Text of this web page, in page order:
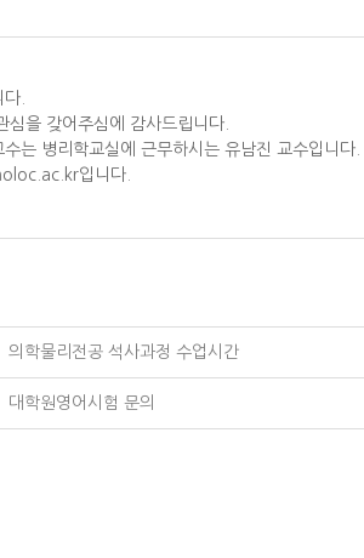
.
심을 갖어주심에 감사드립니다.
는 병리학교실에 근무하시는 유남진 교수입니다.
입니다.
의학물리전공 석사과정 수업시간
대학원영어시험 문의